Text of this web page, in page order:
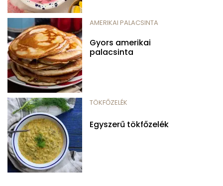
AMERIKAI PALACSINTA
Gyors amerikai
palacsinta
TÖKFŐZELÉK
Egyszerű tökfőzelék